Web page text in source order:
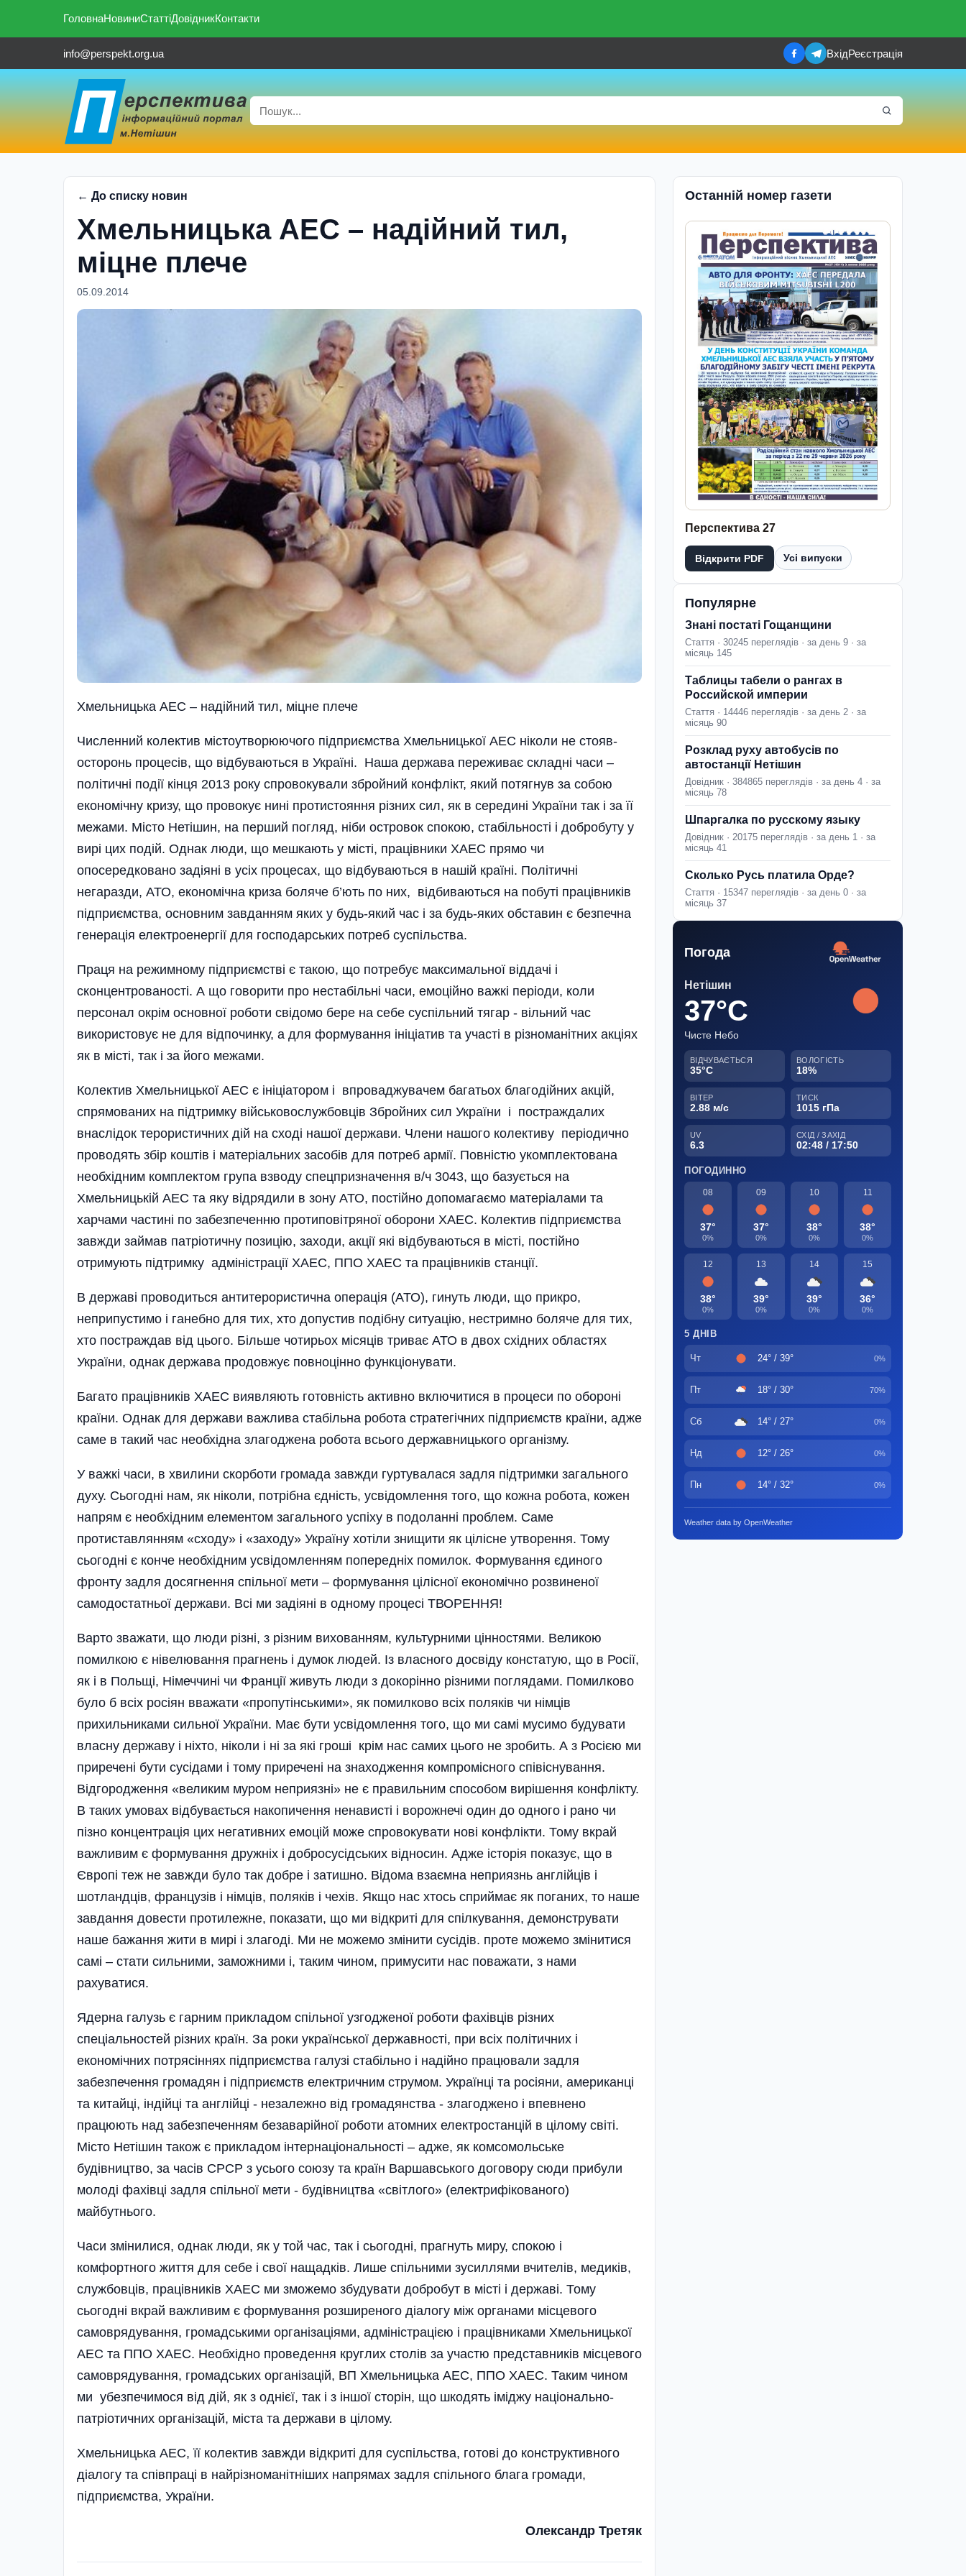
ГоловнаНовиниСтаттіДовідникКонтакти
info@perspekt.org.ua ВхідРеєстрація
← До списку новин
Хмельницька АЕС – надійний тил,
міцне плече
05.09.2014
Хмельницька АЕС – надійний тил, міцне плече
Численний колектив містоутворюючого підприємства Хмельницької АЕС ніколи не стояв­
осторонь процесів, що відбуваються в Україні. Наша держава переживає складні часи –
полі­тичні події кінця 2013 року спровокували збройний конфлікт, який потягнув за собою
економіч­ну кризу, що провокує нині протистояння різних сил, як в середині України так і за її
межами. Місто Нетішин, на перший погляд, ніби островок спокою, стабільності і добробуту у
вирі цих подій. Однак люди, що мешкають у місті, працівники ХАЕС прямо чи
опосередковано задіяні в усіх процесах, що відбуваються в нашій країні. Полі­тичні
негаразди, АТО, економічна криза боляче б’ють по них, відбиваються на побуті працівників
підприємства, основним завданням яких у будь-який час і за будь-яких обставин є безпечна
генерація електроенергії для господарських потреб суспільства.
Праця на режимному підпри­ємстві є такою, що потребує максимальної віддачі і
сконцентрованості. А що говорити про нестабільні часи, емоційно важкі періоди, коли
персонал окрім основної роботи свідомо бере на себе суспільний тягар - вільний час
використовує не для відпочинку, а для формування ініціатив та участі в різноманітних акціях
як в місті, так і за його межами.
Колектив Хмельницької АЕС є ініціатором і впроваджувачем багатьох благодійних акцій,
спрямованих на підтримку військовослужбовців Збройних сил України і постраждалих
внаслідок терористичних дій на сході нашої держави. Члени нашого колективу періодично
проводять збір коштів і матеріальних засобів для потреб армії. Повністю укомплектована
необхідним комплектом група взводу спецпризначення в/ч 3043, що базується на
Хмельницькій АЕС та яку відрядили в зону АТО, постійно допомагаємо матеріалами та
харчами частині по забезпеченню протиповітряної оборони ХАЕС. Колектив підприємства
завжди займав патріотичну позицію, заходи, акції які відбуваються в місті, постійно
отримують підтримку адміністрації ХАЕС, ППО ХАЕС та працівників станції.
В державі проводиться антитерористична операція (АТО), гинуть люди, що прикро,
неприпустимо і ганебно для тих, хто допустив подібну ситуацію, нестримно боляче для тих,
хто по­страждав від цього. Більше чотирьох місяців триває АТО в двох східних областях
України, однак держава продовжує повноцінно функціонувати.
Багато працівників ХАЕС виявляють готов­ність активно включитися в процеси по обороні
країни. Однак для держави важлива ста­більна робота стратегічних підприємств країни, адже
саме в такий час необхідна злагоджена робота всього державницького організму.
У важкі часи, в хвилини скорботи громада завжди гуртувалася задля підтримки загального
духу. Сьогодні нам, як ніколи, потрібна єдність, усвідомлення того, що кожна робота, кожен
напрям є необхідним елементом загального успіху в подоланні проблем. Саме
протиставлянням «сходу» і «заходу» Україну хотіли знищити як цілісне утворення. Тому
сьогодні є конче необхідним усвідомленням попередніх помилок. Формування єдиного
фронту задля досягнення спільної мети – формування цілісної економічно розвиненої
самодостатньої держави. Всі ми задіяні в одному процесі ТВОРЕННЯ!
Варто зважати, що люди різні, з різним вихованням, культурними цінностями. Великою
помилкою є нівелювання прагнень і думок людей. Із власного досвіду констатую, що в Росії,
як і в Польщі, Німеччині чи Франції живуть люди з докорінно різними поглядами. Помилково
було б всіх росіян вважати «пропутінськими», як помилково всіх поляків чи німців
прихильниками сильної України. Має бути усвідомлення того, що ми самі мусимо будувати
власну державу і ніхто, ніколи і ні за які гроші крім нас самих цього не зробить. А з Росією ми
приречені бути сусідами і тому приречені на знаходження компромісного співіснування.
Відгородження «великим муром неприязні» не є правильним способом вирішення конфлікту.
В таких умовах відбувається накопичення ненависті і ворожнечі один до одного і рано чи
пізно концентрація цих негативних емоцій може спровокувати нові конфлікти. Тому вкрай
важливим є формування дружніх і добросусідських відносин. Адже історія показує, що в
Європі теж не завжди було так добре і затишно. Відома взаємна неприязнь англійців і
шотландців, французів і німців, поляків і чехів. Якщо нас хтось сприймає як поганих, то наше
завдання довести протилежне, показати, що ми відкриті для спілкування, демонструвати
наше бажання жити в мирі і злагоді. Ми не можемо змінити сусідів. проте можемо змінитися
самі – стати сильними, заможними і, таким чином, примусити нас поважати, з нами
рахуватися.
Ядерна галузь є гарним прикладом спільної узгодженої роботи фахівців різних
спеціальностей різних країн. За роки української державності, при всіх політичних і
економічних потря­сіннях підприємства галузі стабільно і надійно працювали задля
забезпечення громадян і підприємств електричним струмом. Українці та росіяни, американці
та китайці, індійці та англійці - незалежно від громадянства - злагоджено і впевнено
працюють над забезпеченням безаварійної роботи атомних електростанцій в цілому світі.
Місто Нетішин також є прикладом інтернаціональності – адже, як комсомольське
будівництво, за часів СРСР з усього союзу та країн Варшавського договору сюди прибули
молоді фахівці задля спільної мети - будівництва «світлого» (електрифікованого)
майбутнього.
Часи змінилися, однак люди, як у той час, так і сьогодні, прагнуть миру, спокою і
комфортного життя для себе і свої нащадків. Лише спільними зусиллями вчителів, медиків,
службовців, праців­ників ХАЕС ми зможемо збудувати добробут в місті і державі. Тому
сьогодні вкрай важливим є формування розширеного діалогу між органами місцевого
самоврядування, громадськими організаціями, адміністрацією і працівниками Хмельницької
АЕС та ППО ХАЕС. Необхідно проведення круглих столів за участю представників місцевого
самоврядування, громадських організацій, ВП Хмельницька АЕС, ППО ХАЕС. Таким чином
ми убезпечимося від дій, як з однієї, так і з іншої сторін, що шкодять іміджу національно-
патріотичних організацій, міста та держави в цілому.
Хмельницька АЕС, її колектив завжди відкриті для суспільства, готові до конструктивного
діалогу та співпраці в найрізноманітніших напрямах задля спільного блага громади,
підприємства, України.
Олександр Третяк
Останній номер газети
Перспектива 27
Відкрити PDF Усі випуски
Популярне
Знані постаті Гощанщини
Стаття · 30245 переглядів · за день 9 · за
місяць 145
Таблицы табели о рангах в
Российской империи
Стаття · 14446 переглядів · за день 2 · за
місяць 90
Розклад руху автобусів по
автостанції Нетішин
Довідник · 384865 переглядів · за день 4 · за
місяць 78
Шпаргалка по русскому языку
Довідник · 20175 переглядів · за день 1 · за
місяць 41
Сколько Русь платила Орде?
Стаття · 15347 переглядів · за день 0 · за
місяць 37
Погода
Нетішин
37°C
Чисте Небо
ВІДЧУВАЄТЬСЯ
35°C
ВОЛОГІСТЬ
18%
ВІТЕР
2.88 м/с
ТИСК
1015 гПа
UV
6.3
СХІД / ЗАХІД
02:48 / 17:50
ПОГОДИННО
08
37°
0%
09
37°
0%
10
38°
0%
11
38°
0%
12
38°
0%
13
39°
0%
14
39°
0%
15
36°
0%
5 ДНІВ
Чт 24° / 39° 0%
Пт 18° / 30° 70%
Сб 14° / 27° 0%
Нд 12° / 26° 0%
Пн 14° / 32° 0%
Weather data by OpenWeather